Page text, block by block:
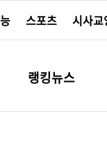
스포츠 시사교
랭킹뉴스